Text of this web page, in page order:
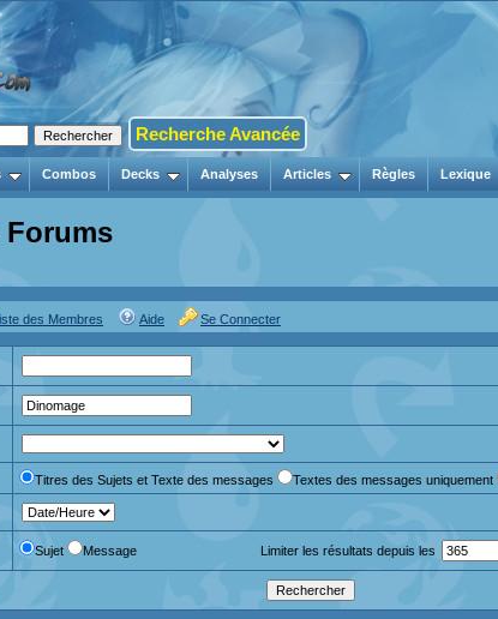
Recherche Avancée
Combos Decks Analyses Articles Règles Lexique
Forums
des Membres Aide Se Connecter
Titres des Sujets et Texte des messages Textes des messages uniquement
Sujet Message Limiter les résultats depuis les